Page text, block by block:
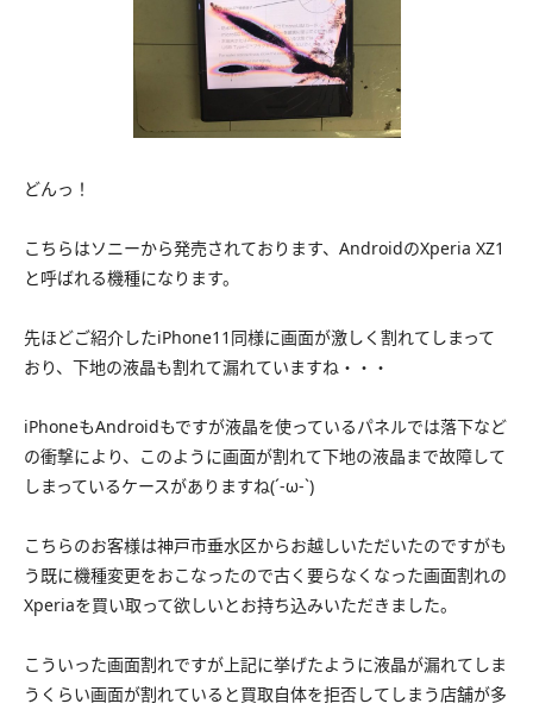
どんっ！
こちらはソニーから発売されております、AndroidのXperia XZ1
と呼ばれる機種になります。
先ほどご紹介したiPhone11同様に画面が激しく割れてしまって
おり、下地の液晶も割れて漏れていますね・・・
iPhoneもAndroidもですが液晶を使っているパネルでは落下など
の衝撃により、このように画面が割れて下地の液晶まで故障して
しまっているケースがありますね(´-ω-`)
こちらのお客様は神戸市垂水区からお越しいただいたのですがも
う既に機種変更をおこなったので古く要らなくなった画面割れの
Xperiaを買い取って欲しいとお持ち込みいただきました。
こういった画面割れですが上記に挙げたように液晶が漏れてしま
うくらい画面が割れていると買取自体を拒否してしまう店舗が多